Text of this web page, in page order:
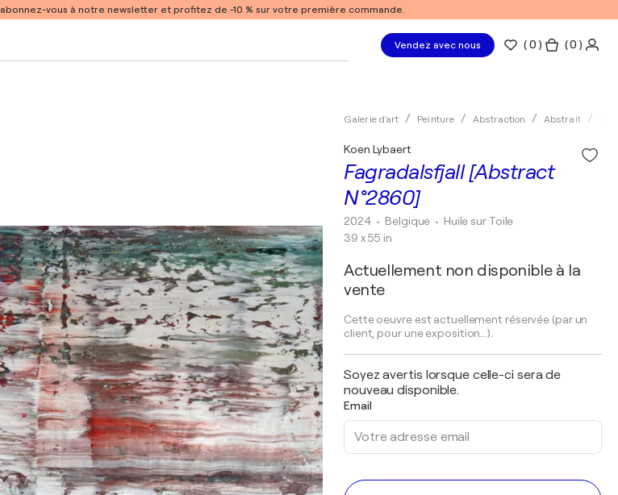
abonnez-vous à notre newsletter et profitez de -10 % sur votre première commande.
Vendez avec nous (0 ) ( 0 )
Galerie d'art Peinture Abstraction Abstrait
Fagradalsfjall [Abstract
N°2860]
Koen Lybaert
2024 • Belgique • Huile sur Toile
39 x 55 in
Actuellement non disponible à la
vente
Cette oeuvre est actuellement réservée (par un
client, pour une exposition...).
Soyez avertis lorsque celle-ci sera de
nouveau disponible.
Email